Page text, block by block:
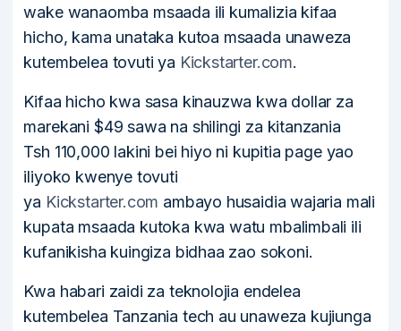
wake wanaomba msaada ili kumalizia kifaa
hicho, kama unataka kutoa msaada unaweza
kutembelea tovuti ya Kickstarter.com.
Kifaa hicho kwa sasa kinauzwa kwa dollar za
marekani $49 sawa na shilingi za kitanzania
Tsh 110,000 lakini bei hiyo ni kupitia page yao
iliyoko kwenye tovuti
ya Kickstarter.com ambayo husaidia wajaria mali
kupata msaada kutoka kwa watu mbalimbali ili
kufanikisha kuingiza bidhaa zao sokoni.
Kwa habari zaidi za teknolojia endelea
kutembelea Tanzania tech au unaweza kujiunga